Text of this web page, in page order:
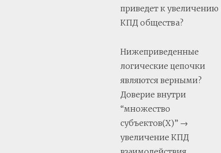
приведет к увеличению
КПД общества?
Нижеприведенные
логические цепочки
являются верными?
Доверие внутри
“множество
субъектов(Х)” →
увеличение КПД